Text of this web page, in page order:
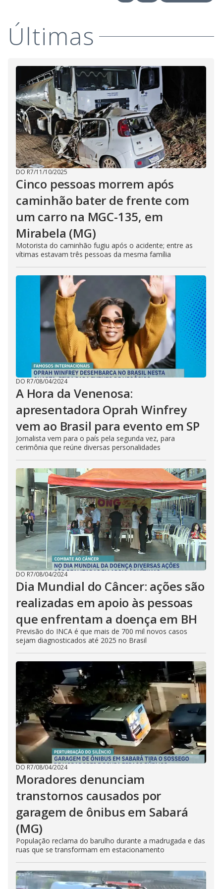
i
d
e
o
Últimas
DO R7/11/10/2025
Cinco pessoas morrem após
caminhão bater de frente com
um carro na MGC-135, em
Mirabela (MG)
Motorista do caminhão fugiu após o acidente; entre as
vítimas estavam três pessoas da mesma família
DO R7/08/04/2024
A Hora da Venenosa:
apresentadora Oprah Winfrey
vem ao Brasil para evento em SP
Jornalista vem para o país pela segunda vez, para
cerimônia que reúne diversas personalidades
DO R7/08/04/2024
Dia Mundial do Câncer: ações são
realizadas em apoio às pessoas
que enfrentam a doença em BH
Previsão do INCA é que mais de 700 mil novos casos
sejam diagnosticados até 2025 no Brasil
DO R7/08/04/2024
Moradores denunciam
transtornos causados por
garagem de ônibus em Sabará
(MG)
População reclama do barulho durante a madrugada e das
ruas que se transformam em estacionamento